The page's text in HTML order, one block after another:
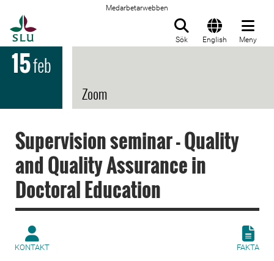
Medarbetarwebben
Sök English Meny
15feb
Zoom
Supervision seminar - Quality
and Quality Assurance in
Doctoral Education
KONTAKT FAKTA